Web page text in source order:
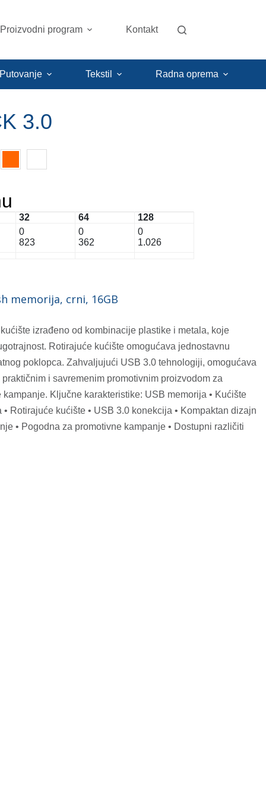
Proizvodni program Kontakt
Tekstil Radna oprema
3.0
32 64
128
0
823
0
362
0
1.026
memorija, crni, 16GB
izrađeno od kombinacije plastike i metala, koje
Rotirajuće kućište omogućava jednostavnu
poklopca. Zahvaljujući USB 3.0 tehnologiji, omogućava
i savremenim promotivnim proizvodom za
Ključne karakteristike: USB memorija • Kućište
Rotirajuće kućište • USB 3.0 konekcija • Kompaktan dizajn
• Pogodna za promotivne kampanje • Dostupni različiti